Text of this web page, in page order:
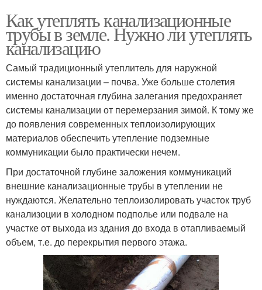
Как утеплять канализационные
трубы в земле. Нужно ли утеплять
канализацию
Самый традиционный утеплитель для наружной
системы канализации – почва. Уже больше столетия
именно достаточная глубина залегания предохраняет
системы канализации от перемерзания зимой. К тому же
до появления современных теплоизолирующих
материалов обеспечить утепление подземные
коммуникации было практически нечем.
При достаточной глубине заложения коммуникаций
внешние канализационные трубы в утеплении не
нуждаются. Желательно теплоизолировать участок труб
канализоции в холодном подполье или подвале на
участке от выхода из здания до входа в отапливаемый
объем, т.е. до перекрытия первого этажа.